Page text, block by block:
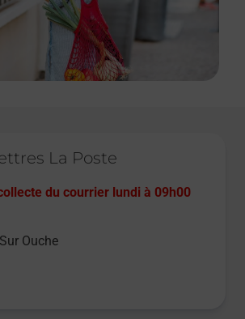
La Poste
du courrier lundi à 09h00
Ouche